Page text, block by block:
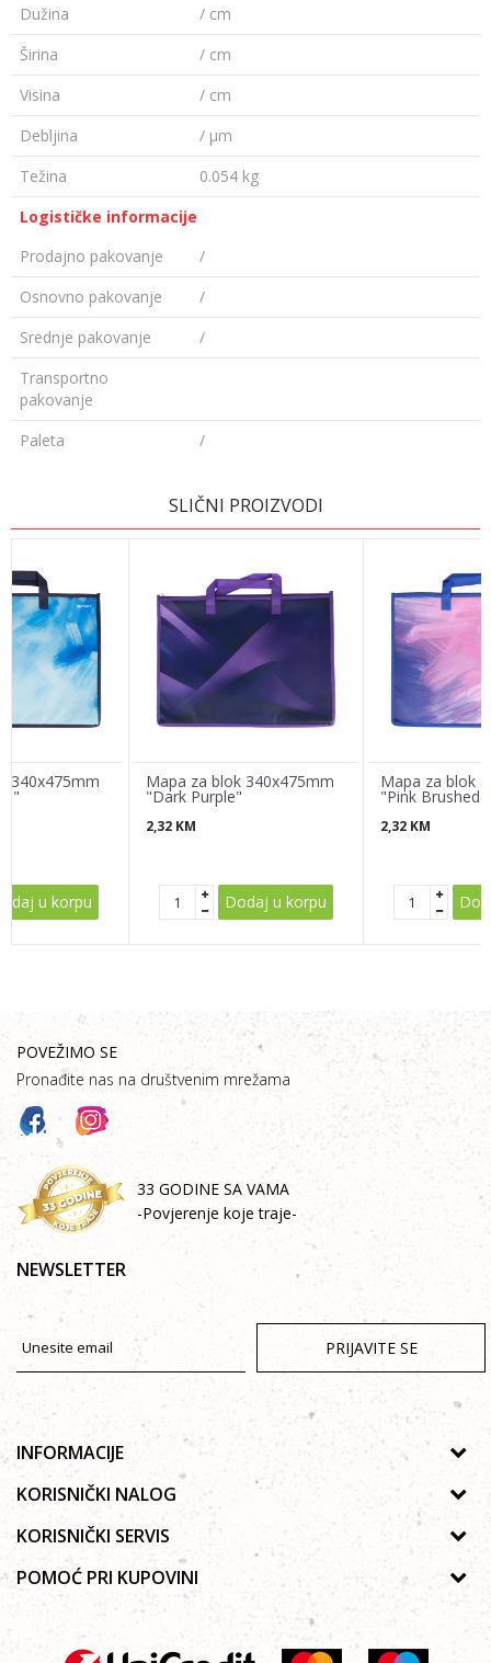
Dužina
/ cm
Širina
/ cm
Visina
/ cm
Debljina
/ µm
Težina
0.054 kg
Logističke informacije
Prodajno pakovanje
/
Osnovno pakovanje
/
Srednje pakovanje
/
Transportno
pakovanje
Paleta
/
Poruka
SLIČNI PROIZVODI
340x475mm
u korpu
Mapa za blok 340x475mm
"Dark Purple"
2,32 KM
Dodaj u korpu
Mapa za blok
"Pink Brushed"
2,32 KM
POVEŽIMO SE
Pronađite nas na društvenim mrežama
33 GODINE SA VAMA
-Povjerenje koje traje-
NEWSLETTER
PRIJAVITE SE
INFORMACIJE
O nama
Galerija
Saradnja
KORISNIČKI NALOG
Uputstvo za registraciju
Zaboravljena lozinka
Poručivanje
KORISNIČKI SERVIS
Politika privatnosti
Autorska prava
Uslovi korišćenja
POMOĆ PRI KUPOVINI
Kako kupiti online?
Najčešća pitanja